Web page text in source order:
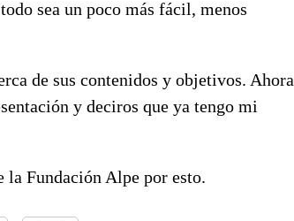
sea un poco más fácil, menos
de sus contenidos y objetivos. Ahora
y deciros que ya tengo mi
la Fundación Alpe por esto.